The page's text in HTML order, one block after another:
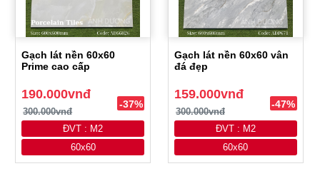
Gạch lát nền 60x60
Prime cao cấp
190.000vnđ
300.000vnđ
-37%
ĐVT : M2
60x60
Gạch lát nền 60x60 vân
đá đẹp
159.000vnđ
300.000vnđ
-47%
ĐVT : M2
60x60